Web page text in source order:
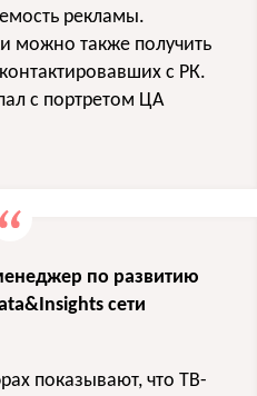
рекламы.
можно также получить
с РК.
с портретом ЦА
по развитию
сети
показывают, что ТВ-